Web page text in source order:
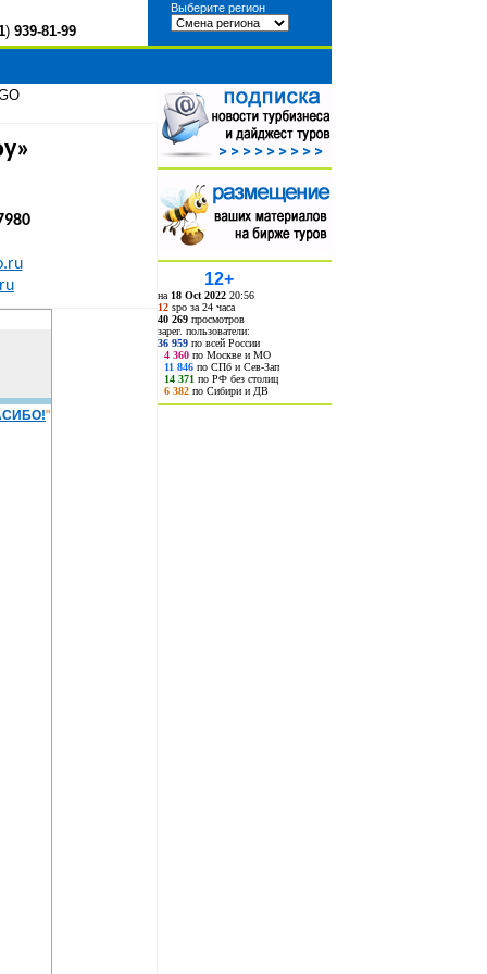
) 939-81-99
Выберите регион
"
12+
на 18 Oct 2022 20:56
12 spo за 24 часа
40 269 просмотров
зарег. пользователи:
36 959 по всей России
4 360 по Москве и МО
11 846 по СПб и Сев-Зап
14 371 по РФ без столиц
6 382 по Сибири и ДВ